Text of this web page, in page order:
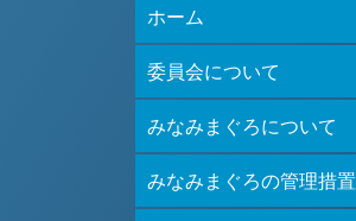
ホーム
委員会について
みなみまぐろについて
みなみまぐろの管理措置